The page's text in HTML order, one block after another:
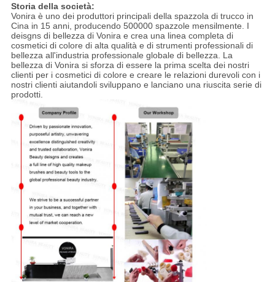
Storia della società:
Vonira è uno dei produttori principali della spazzola di trucco in
Cina in 15 anni, producendo 500000 spazzole mensilmente. I
deisgns di bellezza di Vonira e crea una linea completa di
cosmetici di colore di alta qualità e di strumenti professionali di
bellezza all'industria professionale globale di bellezza. La
bellezza di Vonira si sforza di essere la prima scelta dei nostri
clienti per i cosmetici di colore e creare le relazioni durevoli con i
nostri clienti aiutandoli sviluppano e lanciano una riuscita serie di
prodotti.